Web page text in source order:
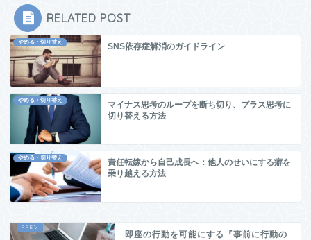
RELATED POST
やめる・切り替え SNS依存症解消のガイドライン
やめる・切り替え
マイナス思考のループを断ち切り、プラス思考に
切り替える方法
やめる・切り替え
責任転嫁から自己成長へ：他人のせいにする癖を
乗り越える方法
即座の行動を可能にする『事前に行動の